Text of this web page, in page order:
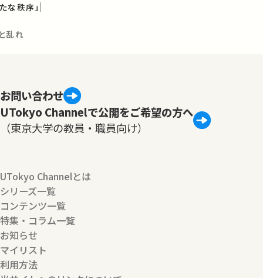
な秩序」
乱れ
お問い合わせ
UTokyo Channelで公開をご希望の方へ
（東京大学の教員・職員向け）
UTokyo Channelとは
シリーズ一覧
コンテンツ一覧
特集・コラム一覧
お知らせ
マイリスト
利用方法